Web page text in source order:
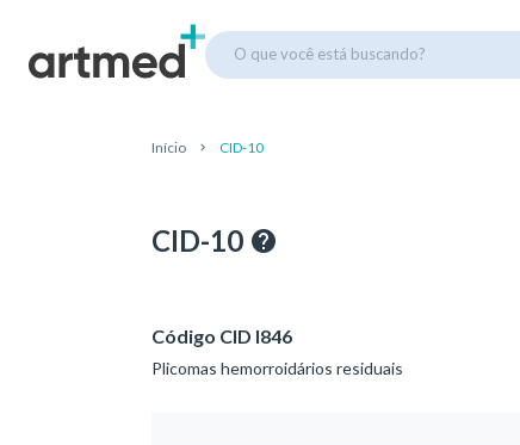
O que você está buscando?
Início CID-10
CID-10
Código CID I846
Plicomas hemorroidários residuais